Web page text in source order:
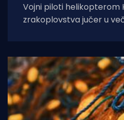
Vojni piloti helikopterom
zrakoplovstva jučer u